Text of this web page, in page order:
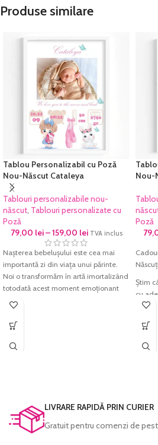
pentru orice dormitor de copii sau
grădiniță.
, hârtie ce redă cu acuratețe
cromatica excelentă și densitatea
maximă pentru negru. Culorile sunt
garantate să reziste perioade foarte
lungi de timp fără a-și pierde din
intensitate.
Fiecare tablou este prelucrat manual și
verificat cu atenție înainte de a fi
lungi
Produse similare
Tablou Personalizabil cu Poză
Nou-Născut Cataleya
Tablouri personalizabile nou-
născut, Tablouri personalizate cu
Poză
79,00 lei–159,00 lei TVA inclus
Nașterea bebelușului este cea mai
importantă zi din viața unui părinte.
Noi o transformăm în artă imortalizând
totodată acest moment emoționant
din viața ta.
născut Cataleya
bebelușului este cadoul potrivit de
care se va bucura întreaga familie.
personalizare.
Imprimarea se face pehârtie foto
, hârtie ce redă cu acuratețe
Nou-
Poză
Știm
cu
și
pentru
LIVRARE RAPIDĂ PRIN CURIER
Gratuit pentru comenzi de